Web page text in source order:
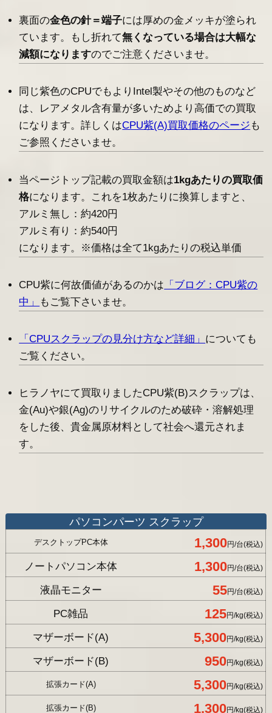
裏面の金色の針＝端子には厚めの金メッキが塗られ
ています。もし折れて無くなっている場合は大幅な
減額になりますのでご注意くださいませ。
同じ紫色のCPUでもよりIntel製やその他のものなど
は、レアメタル含有量が多いためより高価での買取
になります。詳しくはCPU紫(A)買取価格のページ も
ご参照くださいませ。
当ページトップ記載の買取金額は1kgあたりの買取価
格になります。これを1枚あたりに換算しますと、
アルミ無し：約420円
アルミ有り：約540円
になります。※価格は全て1kgあたりの税込単価
CPU紫に何故価値があるのかは 「ブログ：CPU紫の
中」
もご覧下さいませ。
「CPUスクラップの見分け方など詳細」 についても
ご覧ください。
ヒラノヤにて買取りましたCPU紫(B)スクラップは、
金(Au)や銀(Ag)のリサイクルのため破砕・溶解処理
をした後、貴金属原材料として社会へ還元されま
す。
パソコンパーツ スクラップ
デスクトップPC本体 1,300円/台(税込)
ノートパソコン本体 1,300円/台(税込)
液晶モニター 55円/台(税込)
PC雑品 125円/kg(税込)
マザーボード(A) 5,300円/kg(税込)
マザーボード(B) 950円/kg(税込)
拡張カード(A) 5,300円/kg(税込)
拡張カード(B) 1,300円/kg(税込)